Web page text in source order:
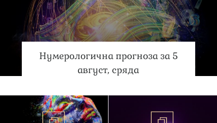
Нумерологична прогноза за 5
август, сряда